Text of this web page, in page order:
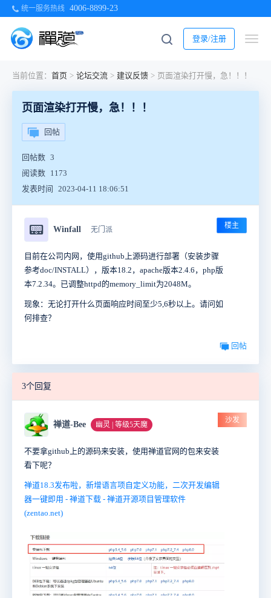
统一服务热线 4006-8899-23
登录/注册
当前位置： 首页 > 论坛交流 > 建议反馈 > 页面渲染打开慢，急！！！
页面渲染打开慢，急！！！
回帖
回帖数 3
阅读数 1173
发表时间
2023-04-11 18:06:51
📟 Winfall 无门派 楼主
目前在公司内网，使用github上源码进行部署（安装步骤
参考doc/INSTALL），版本18.2，apache版本2.4.6，php版
本7.2.34。已调整httpd的memory_limit为2048M。
现象：无论打开什么页面响应时间至少5,6秒以上。请问如
何排查？
回帖
3个回复
禅道-Bee 幽灵 | 等级5天魔
沙发
不要拿github上的源码来安装，使用禅道官网的包来安装
看下呢？
禅道18.3发布啦，新增语言项自定义功能，二次开发编辑
器一键即用 - 禅道下载 - 禅道开源项目管理软件
(zentao.net)